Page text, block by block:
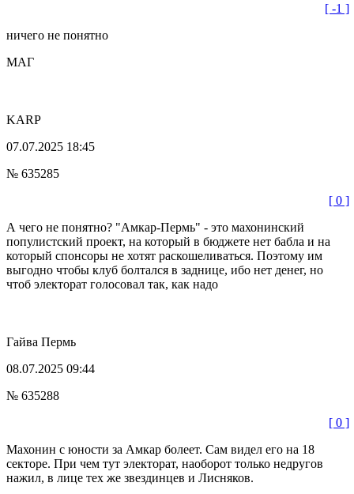
[ -1 ]
ничего не понятно
МАГ
KARP
07.07.2025 18:45
№ 635285
[ 0 ]
А чего не понятно? "Амкар-Пермь" - это махонинский
популистский проект, на который в бюджете нет бабла и на
который спонсоры не хотят раскошеливаться. Поэтому им
выгодно чтобы клуб болтался в заднице, ибо нет денег, но
чтоб электорат голосовал так, как надо
Гайва Пермь
08.07.2025 09:44
№ 635288
[ 0 ]
Махонин с юности за Амкар болеет. Сам видел его на 18
секторе. При чем тут электорат, наоборот только недругов
нажил, в лице тех же звездинцев и Лисняков.